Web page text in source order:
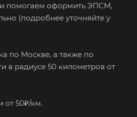
помогаем оформить ЭПСМ,
(подробнее уточняйте у
по Москве, а также по
в радиусе 50 километров от
от 50₽/км.